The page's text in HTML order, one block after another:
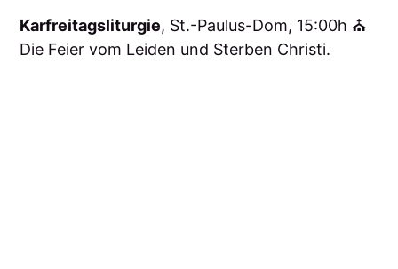
Karfreitagsliturgie, St.-Paulus-Dom, 15:00h ⛪️
Die Feier vom Leiden und Sterben Christi.